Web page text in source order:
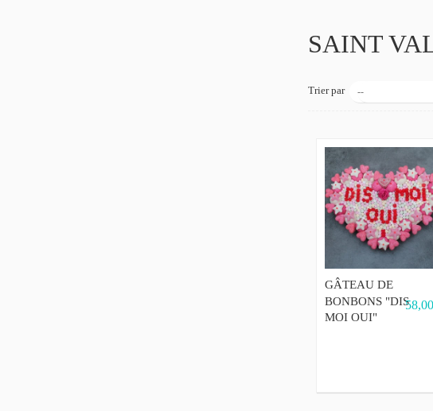
SAINT
Trier par --
GÂTEAU DE
BONBONS "DIS
MOI OUI"
58,00